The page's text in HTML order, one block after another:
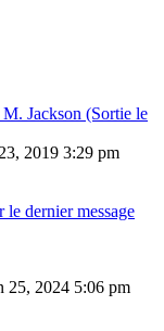
Jackson (Sortie le
2019 3:29 pm
le dernier message
25, 2024 5:06 pm